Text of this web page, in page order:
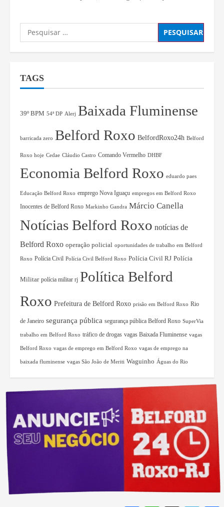
TAGS
39º BPM 54ª DP Alerj Baixada Fluminense
barricada zero Belford Roxo BelfordRoxo24h Belford
Roxo hoje Cedae Cláudio Castro Comando Vermelho DHBF
Economia Belford Roxo eduardo paes
Educação Belford Roxo emprego Nova Iguaçu empregos em Belford Roxo
Inocentes de Belford Roxo Markinho Gandra Márcio Canella
Notícias Belford Roxo notícias de
Belford Roxo operação policial oportunidades de trabalho em Belford
Roxo Polícia Civil Polícia Civil Belford Roxo Polícia Civil RJ Polícia
Militar polícia militar rj Política Belford
Roxo Prefeitura de Belford Roxo prisão em Belford Roxo Rio
de Janeiro segurança pública segurança pública Belford Roxo SuperVia
trabalho em Belford Roxo tráfico de drogas vagas Baixada Fluminense vagas
Belford Roxo vagas de emprego em Belford Roxo vagas de emprego na
baixada fluminense vagas São João de Meriti Waguinho Águas do Rio